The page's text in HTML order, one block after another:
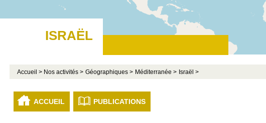
ISRAËL
Accueil > Nos activités > Géographiques > Méditerranée > Israël >
ACCUEIL PUBLICATIONS